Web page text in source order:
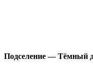
Подселение — Тёмный